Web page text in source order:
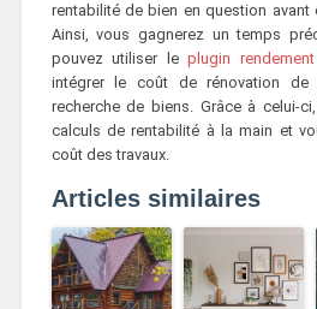
rentabilité de bien en question avant
Ainsi, vous gagnerez un temps
pouvez utiliser leplugin
intégrer le coût de rénovation
recherche de biens. Grâce à celui-
calculs de rentabilité à la main et
coût des travaux.
Articles similaires